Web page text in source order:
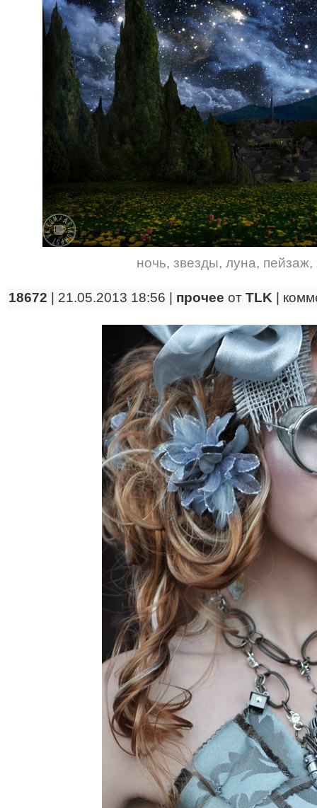
ночь, звезды, луна, пейзаж,
18672 | 21.05.2013 18:56 | прочее от TLK